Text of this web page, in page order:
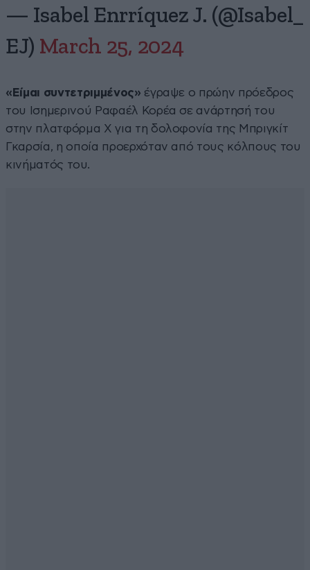
— Isabel Enrríquez J. (@Isabel_
EJ) March 25, 2024
«Είμαι συντετριμμένος» έγραψε ο πρώην πρόεδρος
του Ισημερινού Ραφαέλ Κορέα σε ανάρτησή του
στην πλατφόρμα Χ για τη δολοφονία της Μπριγκίτ
Γκαρσία, η οποία προερχόταν από τους κόλπους του
κινήματός του.